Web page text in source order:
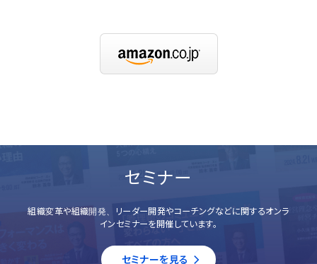
セミナー
組織変革や組織開発、リーダー開発やコーチングなどに関するオンラ
インセミナーを開催しています。
セミナーを見る